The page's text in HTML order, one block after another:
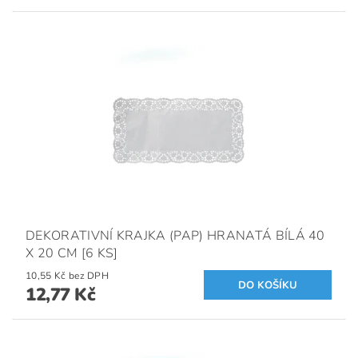
DEKORATIVNÍ KRAJKA (PAP) HRANATÁ BÍLÁ 40
X 20 CM [6 KS]
10,55 Kč bez DPH
12,77 Kč